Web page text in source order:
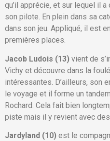
qu’il apprécie, et sur lequel il
son pilote. En plein dans sa
dans son jeu. Appliqué, il est
premières places.
Jacob Ludois (13) vient de
Vichy et découvre dans la
intéressantes. D’ailleurs, son
le voyage et il forme un
Rochard. Cela fait bien
piste mais il y revient avec
Jardyland (10) est le